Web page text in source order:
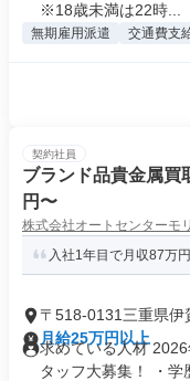
※18歳未満は22時...
無期雇用派遣 交通費支
契約社員
ブランド品貴金属買
円〜
株式会社オートセンターモリ
入社1年目で月収87万
〒518-0131三重県伊
月給25万円以上
求めている人材
タッフ大募集！ ・学